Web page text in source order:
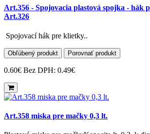
Art.356 - Spojovacia plastová spojka - hák
Art.326
Spojovací hák pre klietky..
Obľúbený produkt Porovnať produkt
0.60€ Bez DPH: 0.49€
Art.358 miska pre mačky 0,3 lt.